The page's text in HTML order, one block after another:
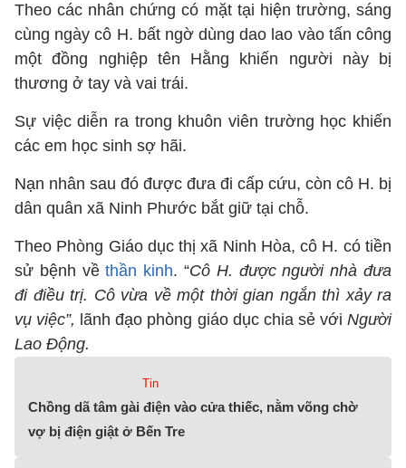
Theo các nhân chứng có mặt tại hiện trường, sáng
cùng ngày cô H. bất ngờ dùng dao lao vào tấn công
một đồng nghiệp tên Hằng khiến người này bị
thương ở tay và vai trái.
Sự việc diễn ra trong khuôn viên trường học khiến
các em học sinh sợ hãi.
Nạn nhân sau đó được đưa đi cấp cứu, còn cô H. bị
dân quân xã Ninh Phước bắt giữ tại chỗ.
Theo Phòng Giáo dục thị xã Ninh Hòa, cô H. có tiền
sử bệnh vềthần kinh. “Cô H. được người nhà đưa
đi điều trị. Cô vừa về một thời gian ngắn thì xảy ra
vụ việc”, lãnh đạo phòng giáo dục chia sẻ vớiNgười
Lao Động.
Tin
Chồng dã tâm gài điện vào cửa thiếc, nằm võng chờ
vợ bị điện giật ở Bến Tre